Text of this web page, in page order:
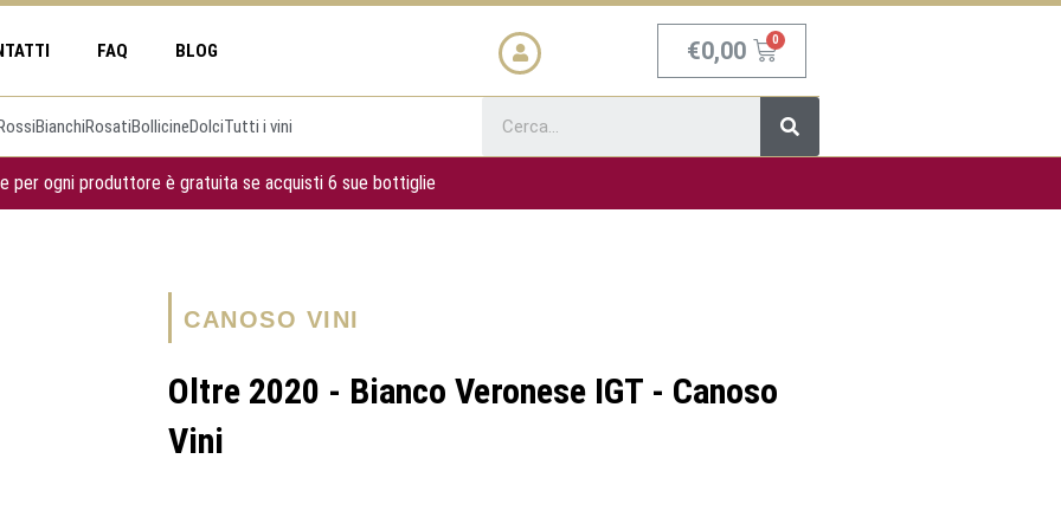
FAQ BLOG €0,00 Carrello
BianchiRosatiBollicineDolciTutti i vini
Cerca
per ogni produttore è gratuita se acquisti 6 sue bottiglie
CANOSO VINI
Oltre 2020 - Bianco Veronese IGT - Canoso
Vini